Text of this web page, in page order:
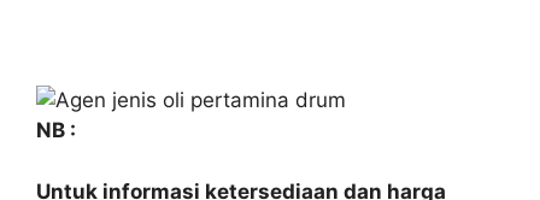
NB :
Untuk informasi ketersediaan dan harga